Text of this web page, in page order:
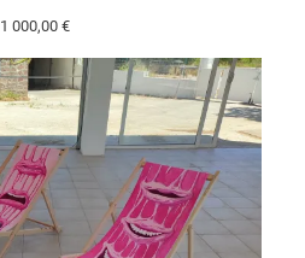
1 000,00 €